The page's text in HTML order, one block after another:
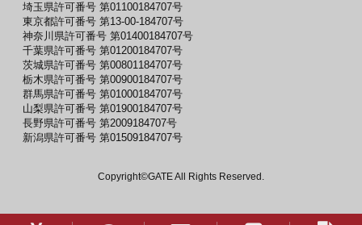
埼玉県許可番号 第01100184707号
東京都許可番号 第13-00-184707号
神奈川県許可番号 第01400184707号
千葉県許可番号 第01200184707号
茨城県許可番号 第00801184707号
栃木県許可番号 第00900184707号
群馬県許可番号 第01000184707号
山梨県許可番号 第01900184707号
長野県許可番号 第2009184707号
新潟県許可番号 第01509184707号
Copyright©GATE All Rights Reserved.